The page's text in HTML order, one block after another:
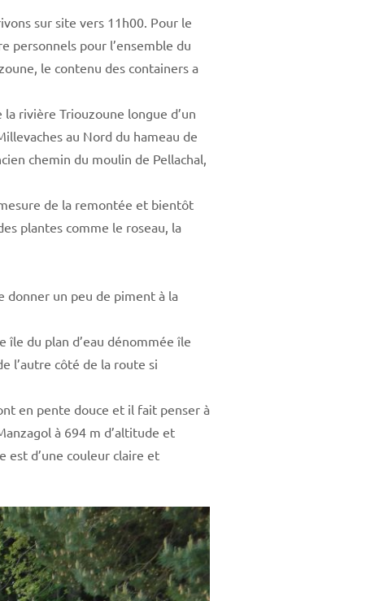
sur site vers 11h00. Pour le
personnels pour l’ensemble du
le contenu des containers a
rivière Triouzoune longue d’un
au Nord du hameau de
chemin du moulin de Pellachal,
de la remontée et bientôt
plantes comme le roseau, la
donner un peu de piment à la
île du plan d’eau dénommée île
l’autre côté de la route si
en pente douce et il fait penser à
à 694 m d’altitude et
est d’une couleur claire et